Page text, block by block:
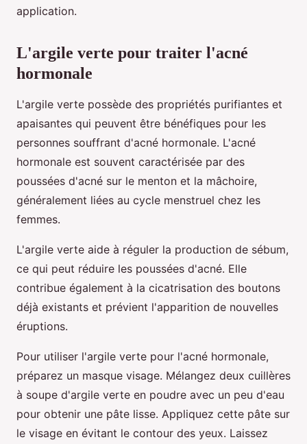
application.
L'argile verte pour traiter l'acné
hormonale
L'argile verte possède des propriétés purifiantes et
apaisantes qui peuvent être bénéfiques pour les
personnes souffrant d'acné hormonale. L'acné
hormonale est souvent caractérisée par des
poussées d'acné sur le menton et la mâchoire,
généralement liées au cycle menstruel chez les
femmes.
L'argile verte aide à réguler la production de sébum,
ce qui peut réduire les poussées d'acné. Elle
contribue également à la cicatrisation des boutons
déjà existants et prévient l'apparition de nouvelles
éruptions.
Pour utiliser l'argile verte pour l'acné hormonale,
préparez un masque visage. Mélangez deux cuillères
à soupe d'argile verte en poudre avec un peu d'eau
pour obtenir une pâte lisse. Appliquez cette pâte sur
le visage en évitant le contour des yeux. Laissez